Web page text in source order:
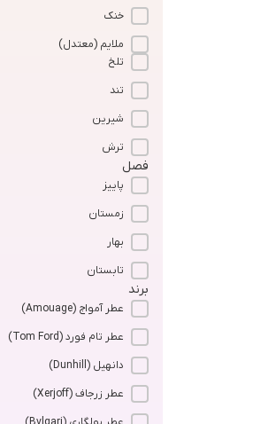
خنک
ملایم (معتدل)
تلخ
تند
شیرین
ترش
فصل
پاییز
زمستان
بهار
تابستان
برند
عطر آمواج (Amouage)
عطر تام فورد (Tom Ford)
دانهیل (Dunhill)
عطر زرجاف (Xerjoff)